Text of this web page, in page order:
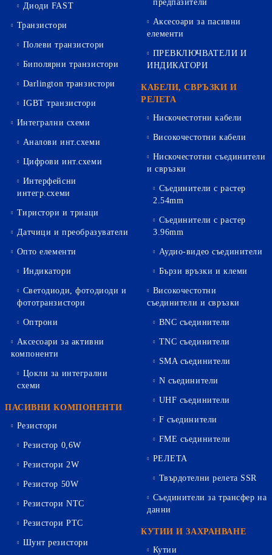
Диоди FAST
Транзистори
Полеви транзистори
Биполярни транзистори
Darlington транзистори
IGBT транзистори
Интегрални схеми
Аналови инт.схеми
Цифрови инт.схеми
Интерфейсни
интегр.схеми
Тиристори и триаци
Датчици и преобразуватели
Опто елементи
Индикатори
Светодиоди, фотодиоди и
фототранзистори
Оптрони
Аксесоари за активни
компоненти
Цокли за интегрални
схеми
ПАСИВНИ КОМПОНЕНТИ
Резистори
Резистор 0,6W
Резистори 2W
Резистор 50W
Резистори NTC
Резистори PTC
Шунт резистори
предпазители
Аксесоари за пасивни
елементи
ПРЕВКЛЮЧВАТЕЛИ И
ИНДИКАТОРИ
КАБЕЛИ, СВРЪЗКИ И
РЕЛЕТА
Нискочестотни кабели
Високочестотни кабели
Нискочестотни съединители
и свръзки
Съединители с растер
2.54mm
Съединители с растер
3.96mm
Аудио-видео съединители
Бързи връзки и клеми
Високочестотни
съединители и свръзки
BNC съединители
TNC съединители
SMA съединители
N съединители
UHF съединители
F съединители
FME съединители
РЕЛЕТА
Твърдотелни релета SSR
Съединители за трансфер на
данни
КУТИИ И ЗАХРАНВАНЕ
Кутии